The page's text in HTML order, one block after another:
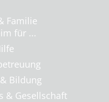
Familie
für ...
Bildung
& Gesellschaft